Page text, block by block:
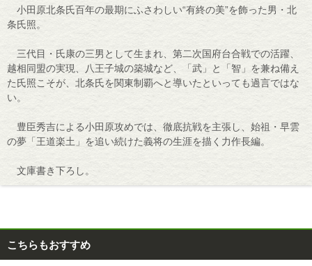
小田原北条氏百年の最期にふさわしい“有終の美”を飾った男・北
条氏照。
三代目・氏康の三男として生まれ、第二次国府台合戦での活躍、
越相同盟の実現、八王子城の築城など、「武」と「智」を兼ね備え
た氏照こそが、北条氏を関東制覇へと導いたといっても過言ではな
い。
豊臣秀吉による小田原攻めでは、徹底抗戦を主張し、始祖・早雲
の夢「王道楽土」を追い続けた義将の生涯を描く力作長編。
文庫書き下ろし。
こちらもおすすめ